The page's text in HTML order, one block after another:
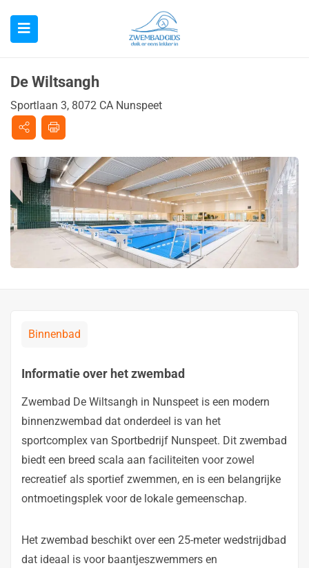
De Wiltsangh
Sportlaan 3, 8072 CA Nunspeet
Binnenbad
Informatie over het zwembad
Zwembad De Wiltsangh in Nunspeet is een modern
binnenzwembad dat onderdeel is van het
sportcomplex van Sportbedrijf Nunspeet. Dit zwembad
biedt een breed scala aan faciliteiten voor zowel
recreatief als sportief zwemmen, en is een belangrijke
ontmoetingsplek voor de lokale gemeenschap.
Het zwembad beschikt over een 25-meter wedstrijdbad
dat ideaal is voor baantjeszwemmers en